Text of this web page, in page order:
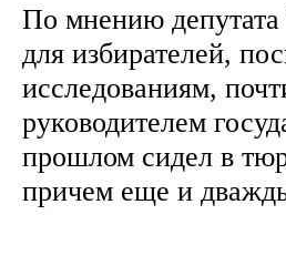
По мнению депутата
для избирателей,
исследованиям,
руководителем
прошлом сидел в
причем еще и